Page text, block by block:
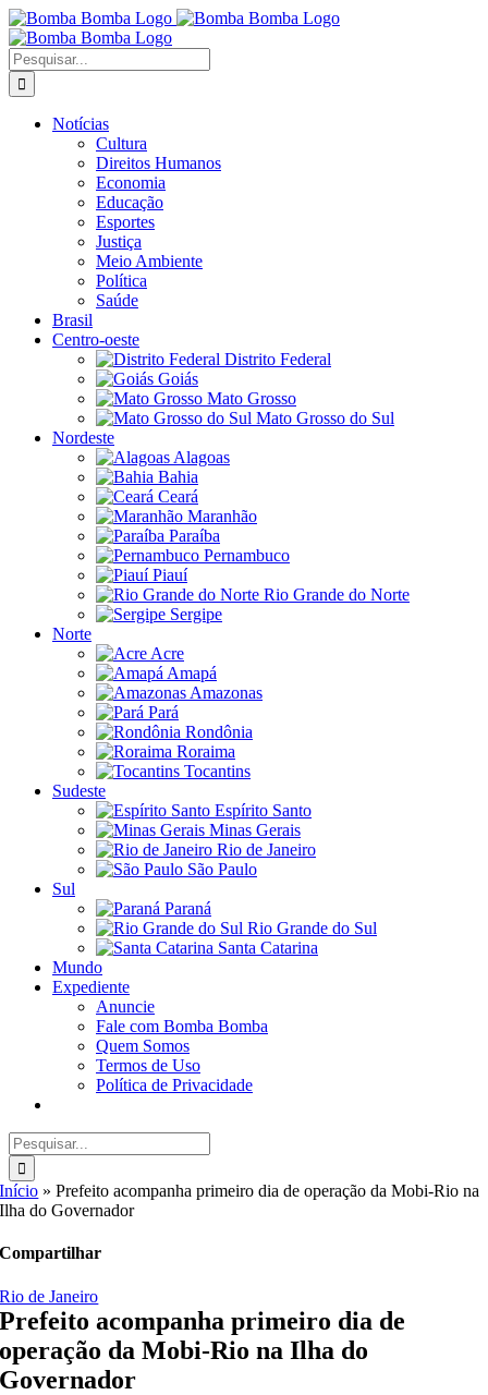
Ir
para
o
conteúdo
Buscar
resultados
para:
Notícias
Cultura
Direitos Humanos
Economia
Educação
Esportes
Justiça
Meio Ambiente
Política
Saúde
Brasil
Centro-oeste
Distrito Federal
Goiás
Mato Grosso
Mato Grosso do Sul
Nordeste
Alagoas
Bahia
Ceará
Maranhão
Paraíba
Pernambuco
Piauí
Rio Grande do Norte
Sergipe
Norte
Acre
Amapá
Amazonas
Pará
Rondônia
Roraima
Tocantins
Sudeste
Espírito Santo
Minas Gerais
Rio de Janeiro
São Paulo
Sul
Paraná
Rio Grande do Sul
Santa Catarina
Mundo
Expediente
Anuncie
Fale com Bomba Bomba
Quem Somos
Termos de Uso
Política de Privacidade
Buscar
resultados
para:
Início »Prefeito acompanha primeiro dia de operação da Mobi-Rio na
Ilha do Governador
Compartilhar
Rio de Janeiro
Prefeito acompanha primeiro dia de
operação da Mobi-Rio na Ilha do
Governador